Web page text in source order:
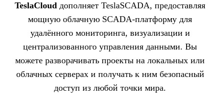
TeslaCloud дополняет TeslaSCADA, предоставляя
мощную облачную SCADA-платформу для
удалённого мониторинга, визуализации и
централизованного управления данными. Вы
можете разворачивать проекты на локальных или
облачных серверах и получать к ним безопасный
доступ из любой точки мира.